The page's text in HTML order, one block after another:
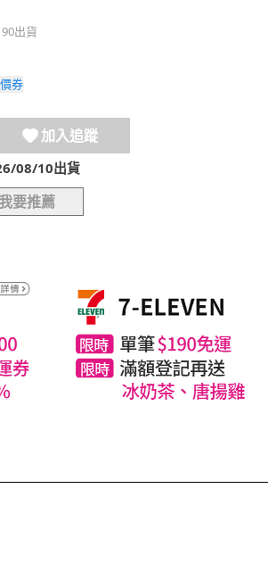
出貨
券
加入追蹤
08/10出貨
要推薦